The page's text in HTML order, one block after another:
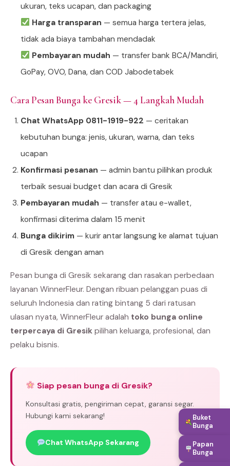
ukuran, teks ucapan, dan packaging
Harga transparan — semua harga tertera jelas,
tidak ada biaya tambahan mendadak
Pembayaran mudah — transfer bank BCA/Mandiri,
GoPay, OVO, Dana, dan COD Jabodetabek
Cara Pesan Bunga ke Gresik — 4 Langkah Mudah
Chat WhatsApp 0811-1919-922 — ceritakan
kebutuhan bunga: jenis, ukuran, warna, dan teks
ucapan
Konfirmasi pesanan — admin bantu pilihkan produk
terbaik sesuai budget dan acara di Gresik
Pembayaran mudah — transfer atau e-wallet,
konfirmasi diterima dalam 15 menit
Bunga dikirim — kurir antar langsung ke alamat tujuan
di Gresik dengan aman
Pesan bunga di Gresik sekarang dan rasakan perbedaan
layanan WinnerFleur. Dengan ribuan pelanggan puas di
seluruh Indonesia dan rating bintang 5 dari ratusan
ulasan nyata, WinnerFleur adalah toko bunga online
terpercaya di Gresik pilihan keluarga, profesional, dan
pelaku bisnis.
Siap pesan bunga di Gresik?
Konsultasi gratis, pengiriman cepat, garansi segar.
Hubungi kami sekarang!
Chat WhatsApp Sekarang
Buket
Bunga
Papan
Bunga